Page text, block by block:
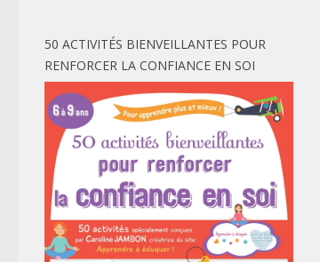
50 ACTIVITÉS BIENVEILLANTES POUR
RENFORCER LA CONFIANCE EN SOI